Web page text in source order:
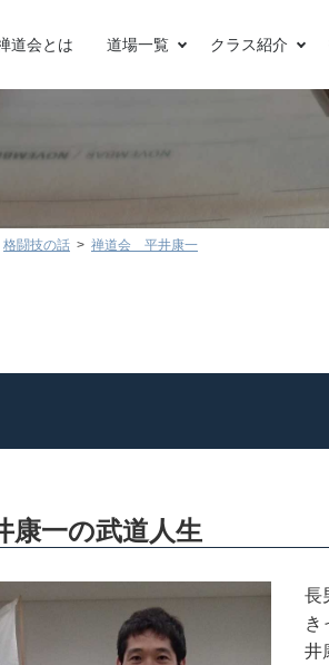
道会とは 道場一覧 クラス紹介
格闘技の話 禅道会 平井康一
一の武道人生
長
き
井